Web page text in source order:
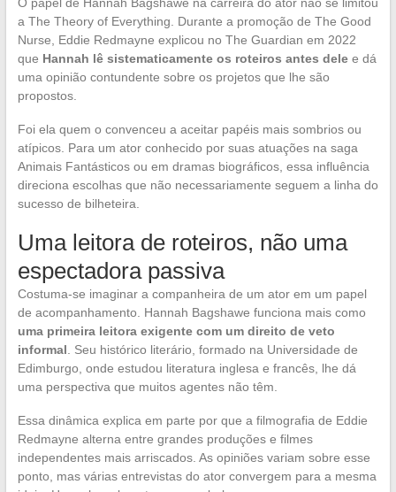
a The Theory of Everything. Durante a promoção de The Good
Nurse, Eddie Redmayne explicou no The Guardian em 2022
que Hannah lê sistematicamente os roteiros antes delee dá
uma opinião contundente sobre os projetos que lhe são
propostos.
Foi ela quem o convenceu a aceitar papéis mais sombrios ou
atípicos. Para um ator conhecido por suas atuações na saga
Animais Fantásticos ou em dramas biográficos, essa influência
direciona escolhas que não necessariamente seguem a linha do
sucesso de bilheteira.
Uma leitora de roteiros, não uma
espectadora passiva
Costuma-se imaginar a companheira de um ator em um papel
de acompanhamento. Hannah Bagshawe funciona mais como
uma primeira leitora exigente com um direito de veto
informal . Seu histórico literário, formado na Universidade de
Edimburgo, onde estudou literatura inglesa e francês, lhe dá
uma perspectiva que muitos agentes não têm.
Essa dinâmica explica em parte por que a filmografia de Eddie
Redmayne alterna entre grandes produções e filmes
independentes mais arriscados. As opiniões variam sobre esse
ponto, mas várias entrevistas do ator convergem para a mesma